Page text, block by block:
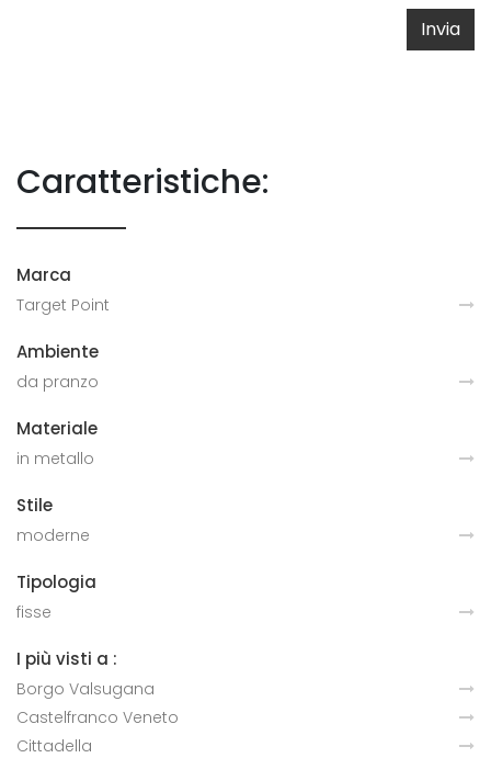
Invia
Caratteristiche:
Marca
Target Point
Ambiente
da pranzo
Materiale
in metallo
Stile
moderne
Tipologia
fisse
I più visti a :
Borgo Valsugana
Castelfranco Veneto
Cittadella